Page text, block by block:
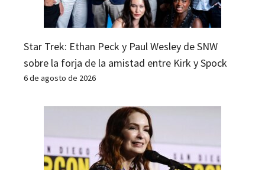
Star Trek: Ethan Peck y Paul Wesley de SNW
sobre la forja de la amistad entre Kirk y Spock
6 de agosto de 2026